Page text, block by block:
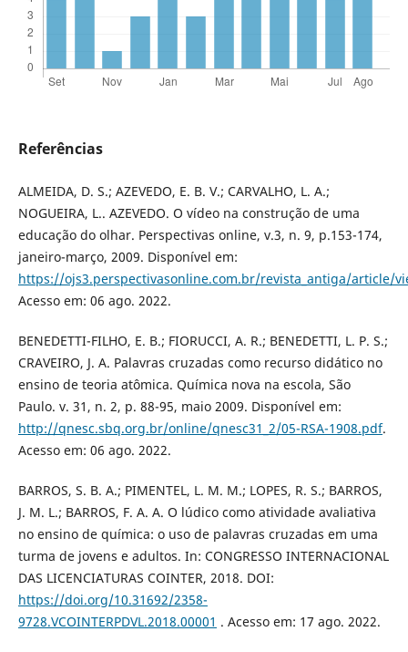
Referências
ALMEIDA, D. S.; AZEVEDO, E. B. V.; CARVALHO, L. A.;
NOGUEIRA, L.. AZEVEDO. O vídeo na construção de uma
educação do olhar. Perspectivas online, v.3, n. 9, p.153-174,
janeiro-março, 2009. Disponível em:
https://ojs3.perspectivasonline.com.br/revista_antiga/article/
Acesso em: 06 ago. 2022.
BENEDETTI-FILHO, E. B.; FIORUCCI, A. R.; BENEDETTI, L. P. S.;
CRAVEIRO, J. A. Palavras cruzadas como recurso didático no
ensino de teoria atômica. Química nova na escola, São
Paulo. v. 31, n. 2, p. 88-95, maio 2009. Disponível em:
http://qnesc.sbq.org.br/online/qnesc31_2/05-RSA-1908.pdf.
Acesso em: 06 ago. 2022.
BARROS, S. B. A.; PIMENTEL, L. M. M.; LOPES, R. S.; BARROS,
J. M. L.; BARROS, F. A. A. O lúdico como atividade avaliativa
no ensino de química: o uso de palavras cruzadas em uma
turma de jovens e adultos. In: CONGRESSO INTERNACIONAL
DAS LICENCIATURAS COINTER, 2018. DOI:
https://doi.org/10.31692/2358-
9728.VCOINTERPDVL.2018.00001 . Acesso em: 17 ago. 2022.